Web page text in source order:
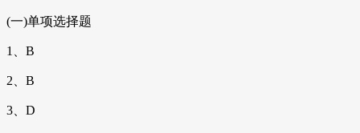
(一)单项选择题
1、B
2、B
3、D